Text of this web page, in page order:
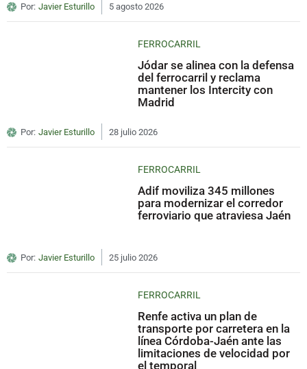
Por: Javier Esturillo 5 agosto 2026
FERROCARRIL
Jódar se alinea con la defensa
del ferrocarril y reclama
mantener los Intercity con
Madrid
Por: Javier Esturillo 28 julio 2026
FERROCARRIL
Adif moviliza 345 millones
para modernizar el corredor
ferroviario que atraviesa Jaén
Por: Javier Esturillo 25 julio 2026
FERROCARRIL
Renfe activa un plan de
transporte por carretera en la
línea Córdoba-Jaén ante las
limitaciones de velocidad por
el temporal